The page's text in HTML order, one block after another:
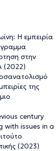
Η εμπειρία
στην
(2022)
της
century
with issues in a
(2023)